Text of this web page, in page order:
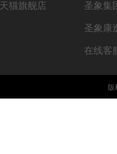
天猫旗舰店 圣象集
圣象康
在线客
版